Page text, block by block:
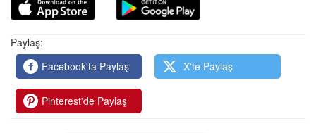
Paylaş:
Facebook'ta Paylaş
X'te Paylaş
Pinterest'de Paylaş